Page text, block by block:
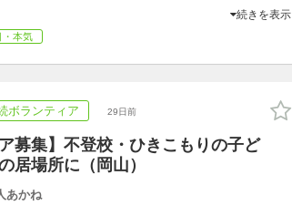
続きを表示
・本気
ボランティア 29日前
募集】不登校・ひきこもりの子ど
居場所に（岡山）
あかね